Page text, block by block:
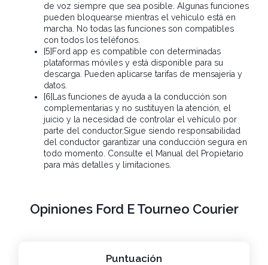
de voz siempre que sea posible. Algunas funciones
pueden bloquearse mientras el vehículo está en
marcha. No todas las funciones son compatibles
con todos los teléfonos.
[5]Ford app es compatible con determinadas
plataformas móviles y está disponible para su
descarga. Pueden aplicarse tarifas de mensajería y
datos.
[6]Las funciones de ayuda a la conducción son
complementarias y no sustituyen la atención, el
juicio y la necesidad de controlar el vehículo por
parte del conductor.Sigue siendo responsabilidad
del conductor garantizar una conducción segura en
todo momento. Consulte el Manual del Propietario
para más detalles y limitaciones.
Opiniones Ford E Tourneo Courier
Puntuación